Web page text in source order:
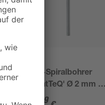
HSS-Spiralbohrer
'PointTeQ' Ø 2 mm 2
Stück
99